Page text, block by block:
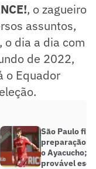
, o zagueiro
assuntos,
o dia a dia com
de 2022,
o Equador
São Paulo
preparação
o Ayacucho;
provável